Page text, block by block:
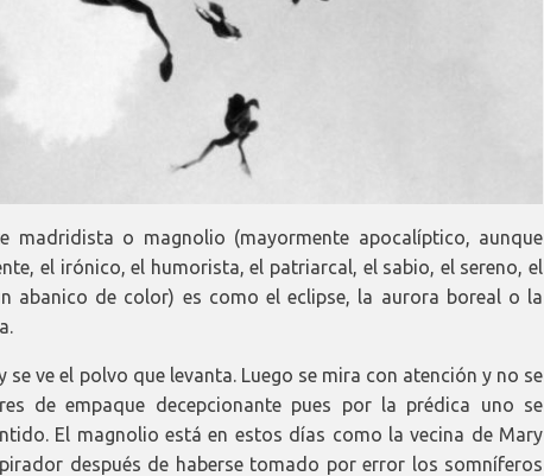
madridista o magnolio (mayormente apocalíptico, aunque
el irónico, el humorista, el patriarcal, el sabio, el sereno, el
abanico de color) es como el eclipse, la aurora boreal o la
ve el polvo que levanta. Luego se mira con atención y no se
de empaque decepcionante pues por la prédica uno se
El magnolio está en estos días como la vecina de Mary
después de haberse tomado por error los somníferos